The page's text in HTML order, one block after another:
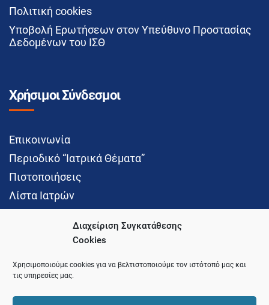
Διαχείριση Συγκατάθεσης
Cookies
Χρησιμοποιούμε cookies για να βελτιστοποιούμε τον ιστότοπό μας και
τις υπηρεσίες μας.
Πολιτική cookies
Υποβολή Ερωτήσεων στον Υπεύθυνο Προστασίας
Δεδομένων του ΙΣΘ
Χρήσιμοι Σύνδεσμοι
Επικοινωνία
Περιοδικό “Ιατρικά Θέματα”
Πιστοποιήσεις
Λίστα Ιατρών
Social Media